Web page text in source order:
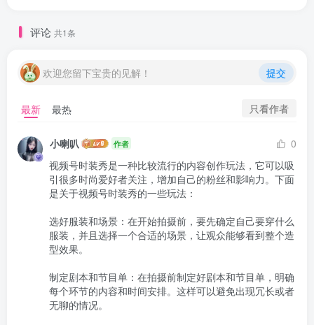
评论 共1条
欢迎您留下宝贵的见解！ 提交
最新 最热 只看作者
小喇叭 作者
0
视频号时装秀是一种比较流行的内容创作玩法，它可以吸
引很多时尚爱好者关注，增加自己的粉丝和影响力。下面
是关于视频号时装秀的一些玩法：
选好服装和场景：在开始拍摄前，要先确定自己要穿什么
服装，并且选择一个合适的场景，让观众能够看到整个造
型效果。
制定剧本和节目单：在拍摄前制定好剧本和节目单，明确
每个环节的内容和时间安排。这样可以避免出现冗长或者
无聊的情况。